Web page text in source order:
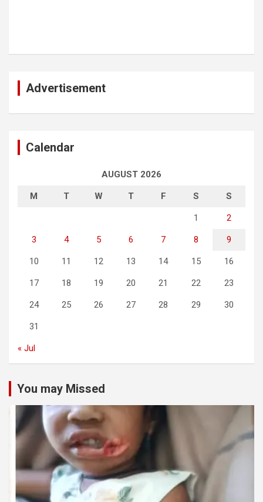
Advertisement
Calendar
AUGUST 2026
M T W T F S S
1 2
3 4 5 6 7 8 9
10 11 12 13 14 15 16
17 18 19 20 21 22 23
24 25 26 27 28 29 30
31
« Jul
You may Missed